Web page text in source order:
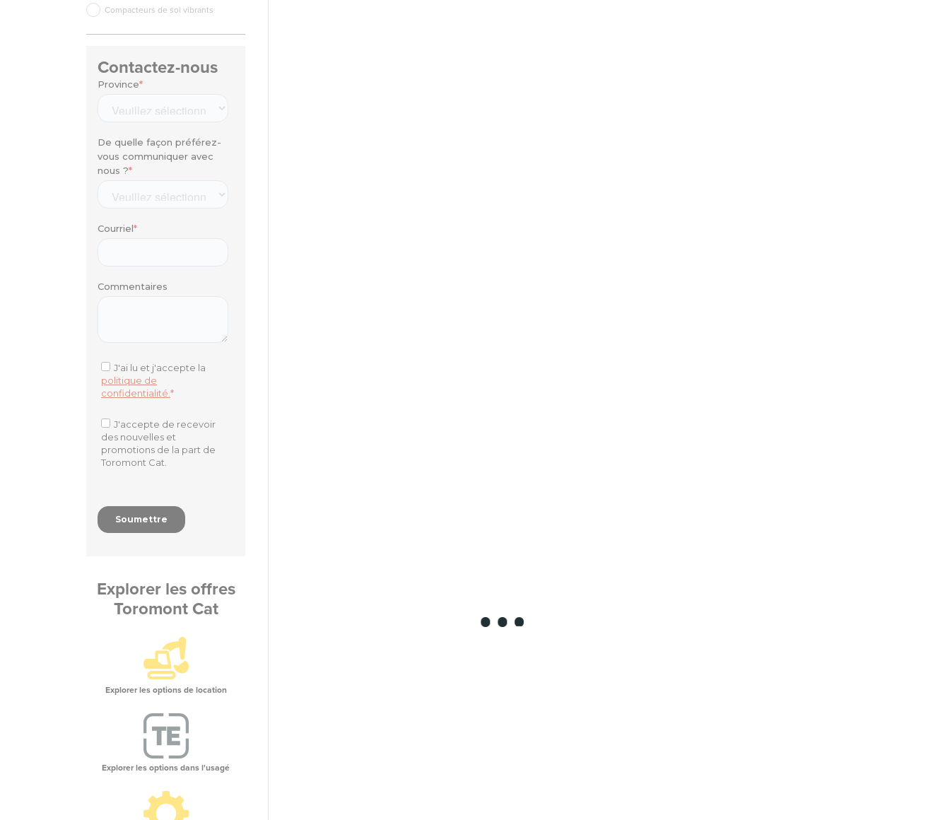
Compacteurs de sol vibrants
Contactez-nous
Explorer les offres
Toromont Cat
Explorer les options de location
Explorer les options dans l'usagé